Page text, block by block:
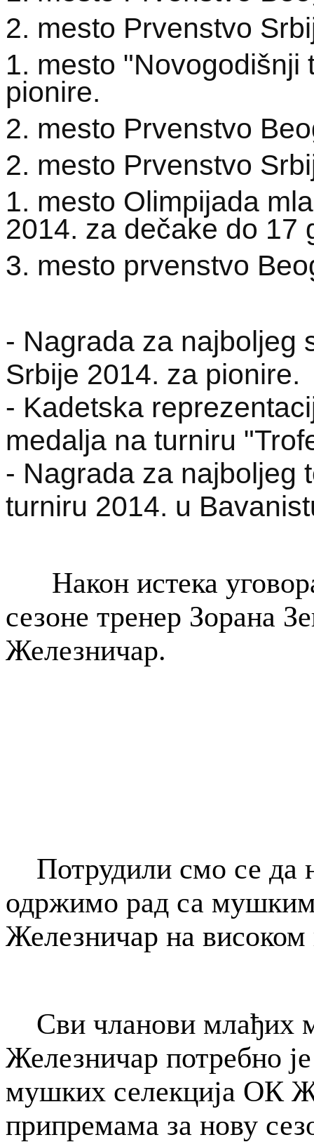
2. mesto Prvenstvo
1. mesto "Novogodišnji
pionire.
2. mesto Prvenstvo
2. mesto Prvenstvo
1. mesto Olimpijada
2014. za dečake do 17
3. mesto prvenstvo
- Nagrada za najboljeg
Srbije 2014. za pionire.
- Kadetska
medalja na turniru
- Nagrada za najboljeg
turniru 2014. u
Након истека
сезоне тренер Зорана
Железничар.
Потрудили смо се да
одржимо рад са
Железничар на високом
Сви чланови млађих
Железничар потребно
мушких селекција ОК
припремама за нову